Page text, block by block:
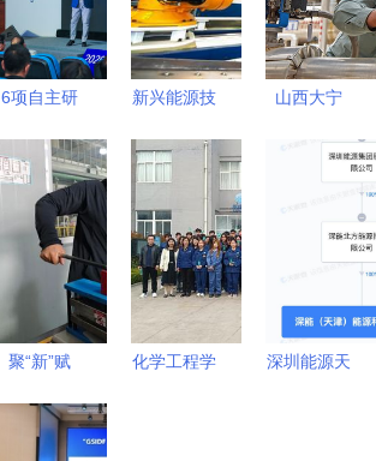
6项自主研
发布 江苏
常熟引领新
兴能源技术
研发新浪潮
新兴能源技
“机器人”浪
潮下，我们
能约吗？
山西大宁
聚“新”赋
展新质生产
化学工程学
深圳能源天